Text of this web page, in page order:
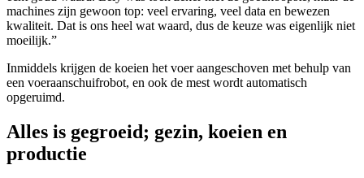
machines zijn gewoon top: veel ervaring, veel data en bewezen
kwaliteit. Dat is ons heel wat waard, dus de keuze was eigenlijk niet
moeilijk.”
Inmiddels krijgen de koeien het voer aangeschoven met behulp van
een voeraanschuifrobot, en ook de mest wordt automatisch
opgeruimd.
Alles is gegroeid; gezin, koeien en
productie